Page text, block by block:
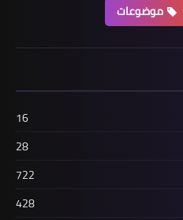
موضوعات
16
28
722
428